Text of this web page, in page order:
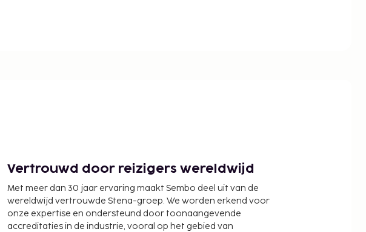
Vertrouwd door reizigers wereldwijd
Met meer dan 30 jaar ervaring maakt Sembo deel uit van de
wereldwijd vertrouwde Stena-groep. We worden erkend voor
onze expertise en ondersteund door toonaangevende
accreditaties in de industrie, vooral op het gebied van